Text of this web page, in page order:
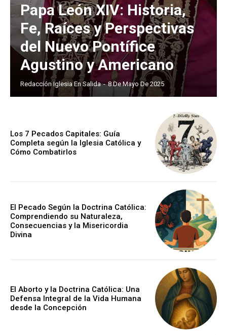
Papa León XIV: Historia,
Fe, Raíces y Perspectivas
del Nuevo Pontífice
Agustino y Americano
Redacción Iglesia En Salida - 8 De Mayo De 2025
Los 7 Pecados Capitales: Guía
Completa según la Iglesia Católica y
Cómo Combatirlos
El Pecado Según la Doctrina Católica:
Comprendiendo su Naturaleza,
Consecuencias y la Misericordia
Divina
El Aborto y la Doctrina Católica: Una
Defensa Integral de la Vida Humana
desde la Concepción